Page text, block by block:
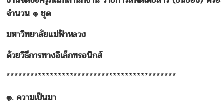
จำนวน ๑ ชุด
มหาวิทยาลัยแม่ฟ้าหลวง
ด้วยวิธีการทางอิเล็กทรอนิกส์
*******************************************
๑. ความเป็นมา